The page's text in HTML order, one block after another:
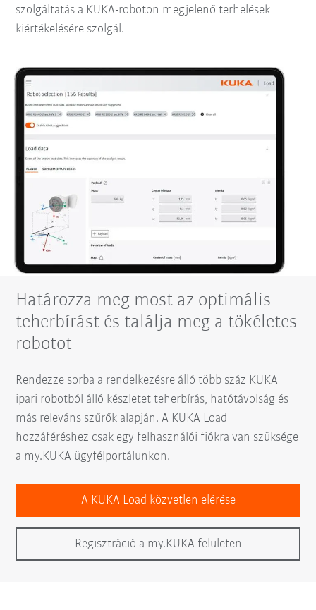
szolgáltatás a KUKA-roboton megjelenő terhelések
kiértékelésére szolgál.
Határozza meg most az optimális
teherbírást és találja meg a tökéletes
robotot
Rendezze sorba a rendelkezésre álló több száz KUKA
ipari robotból álló készletet teherbírás, hatótávolság és
más releváns szűrők alapján. A KUKA Load
hozzáféréshez csak egy felhasználói fiókra van szüksége
a my.KUKA ügyfélportálunkon.
A KUKA Load közvetlen elérése
Regisztráció a my.KUKA felületen